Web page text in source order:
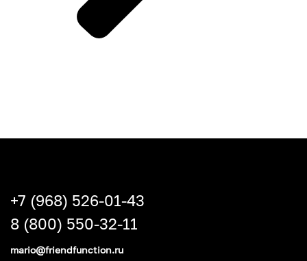
+7 (968) 526-01-43
8 (800) 550-32-11
mario@friendfunction.ru